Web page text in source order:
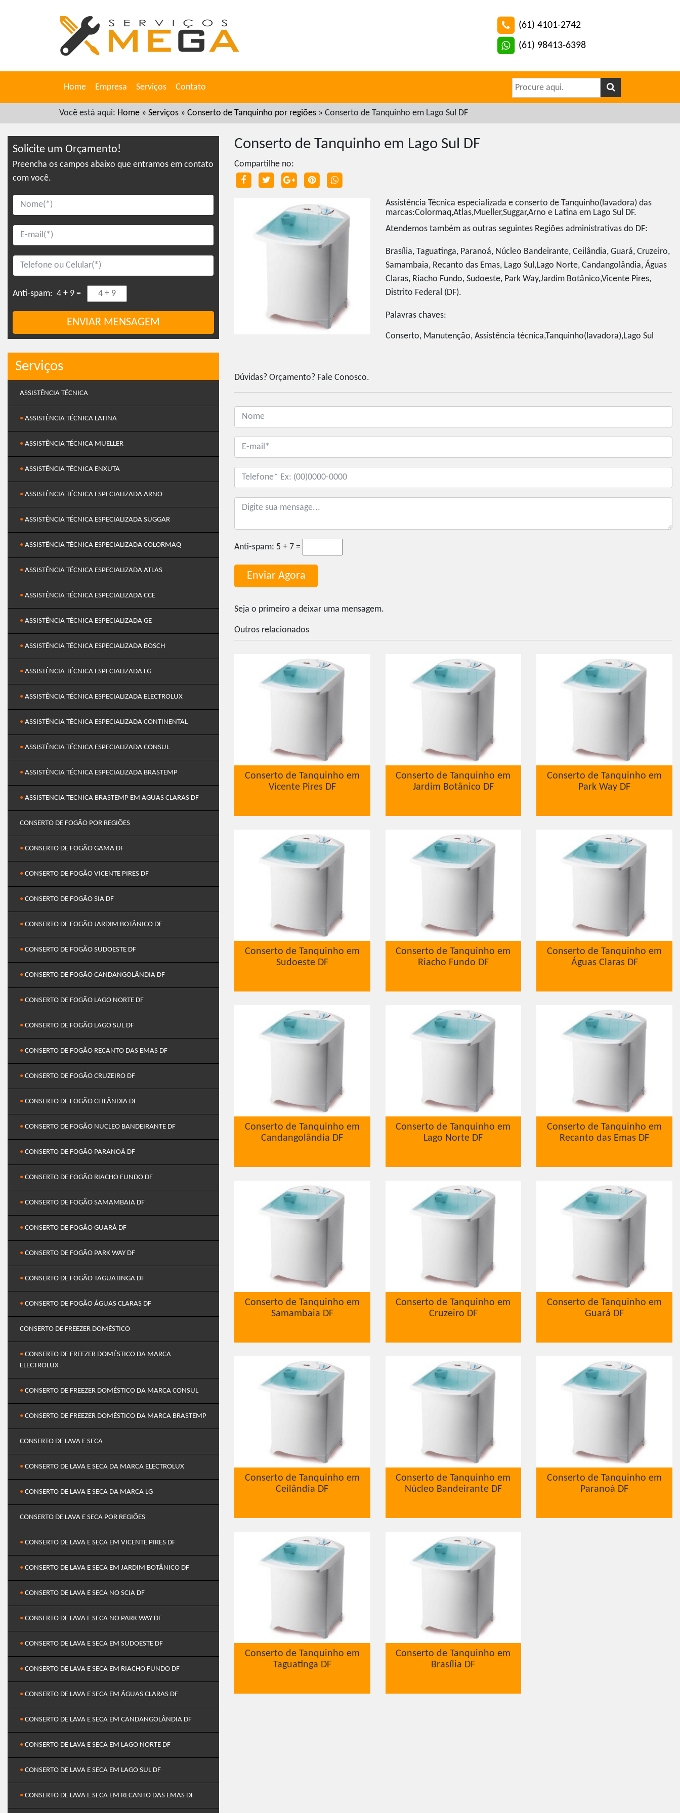
(61) 4101-2742
(61) 98413-6398
Home Empresa Serviços Contato
Você está aqui: Home » Serviços » Conserto de Tanquinho por regiões » Conserto de Tanquinho em Lago Sul DF
Solicite um Orçamento!
Preencha os campos abaixo que entramos em contato
com você.
Anti-spam: 4 + 9 =
ENVIAR MENSAGEM
Serviços
ASSISTÊNCIA TÉCNICA
• ASSISTÊNCIA TÉCNICA LATINA
• ASSISTÊNCIA TÉCNICA MUELLER
• ASSISTÊNCIA TÉCNICA ENXUTA
• ASSISTÊNCIA TÉCNICA ESPECIALIZADA ARNO
• ASSISTÊNCIA TÉCNICA ESPECIALIZADA SUGGAR
• ASSISTÊNCIA TÉCNICA ESPECIALIZADA COLORMAQ
• ASSISTÊNCIA TÉCNICA ESPECIALIZADA ATLAS
• ASSISTÊNCIA TÉCNICA ESPECIALIZADA CCE
• ASSISTÊNCIA TÉCNICA ESPECIALIZADA GE
• ASSISTÊNCIA TÉCNICA ESPECIALIZADA BOSCH
• ASSISTÊNCIA TÉCNICA ESPECIALIZADA LG
• ASSISTÊNCIA TÉCNICA ESPECIALIZADA ELECTROLUX
• ASSISTÊNCIA TÉCNICA ESPECIALIZADA CONTINENTAL
• ASSISTÊNCIA TÉCNICA ESPECIALIZADA CONSUL
• ASSISTÊNCIA TÉCNICA ESPECIALIZADA BRASTEMP
• ASSISTENCIA TECNICA BRASTEMP EM AGUAS CLARAS DF
CONSERTO DE FOGÃO POR REGIÕES
• CONSERTO DE FOGÃO GAMA DF
• CONSERTO DE FOGÃO VICENTE PIRES DF
• CONSERTO DE FOGÃO SIA DF
• CONSERTO DE FOGÃO JARDIM BOTÂNICO DF
• CONSERTO DE FOGÃO SUDOESTE DF
• CONSERTO DE FOGÃO CANDANGOLÂNDIA DF
• CONSERTO DE FOGÃO LAGO NORTE DF
• CONSERTO DE FOGÃO LAGO SUL DF
• CONSERTO DE FOGÃO RECANTO DAS EMAS DF
• CONSERTO DE FOGÃO CRUZEIRO DF
• CONSERTO DE FOGÃO CEILÂNDIA DF
• CONSERTO DE FOGÃO NUCLEO BANDEIRANTE DF
• CONSERTO DE FOGÃO PARANOÁ DF
• CONSERTO DE FOGÃO RIACHO FUNDO DF
• CONSERTO DE FOGÃO SAMAMBAIA DF
• CONSERTO DE FOGÃO GUARÁ DF
• CONSERTO DE FOGÃO PARK WAY DF
• CONSERTO DE FOGÃO TAGUATINGA DF
• CONSERTO DE FOGÃO ÁGUAS CLARAS DF
CONSERTO DE FREEZER DOMÉSTICO
• CONSERTO DE FREEZER DOMÉSTICO DA MARCA
ELECTROLUX
• CONSERTO DE FREEZER DOMÉSTICO DA MARCA CONSUL
• CONSERTO DE FREEZER DOMÉSTICO DA MARCA BRASTEMP
CONSERTO DE LAVA E SECA
• CONSERTO DE LAVA E SECA DA MARCA ELECTROLUX
• CONSERTO DE LAVA E SECA DA MARCA LG
CONSERTO DE LAVA E SECA POR REGIÕES
• CONSERTO DE LAVA E SECA EM VICENTE PIRES DF
• CONSERTO DE LAVA E SECA EM JARDIM BOTÂNICO DF
• CONSERTO DE LAVA E SECA NO SCIA DF
• CONSERTO DE LAVA E SECA NO PARK WAY DF
• CONSERTO DE LAVA E SECA EM SUDOESTE DF
• CONSERTO DE LAVA E SECA EM RIACHO FUNDO DF
• CONSERTO DE LAVA E SECA EM ÁGUAS CLARAS DF
• CONSERTO DE LAVA E SECA EM CANDANGOLÂNDIA DF
• CONSERTO DE LAVA E SECA EM LAGO NORTE DF
• CONSERTO DE LAVA E SECA EM LAGO SUL DF
• CONSERTO DE LAVA E SECA EM RECANTO DAS EMAS DF
Conserto de Tanquinho em Lago Sul DF
Compartilhe no:
Assistência Técnica especializada e conserto de Tanquinho(lavadora) das
marcas:Colormaq,Atlas,Mueller,Suggar,Arno e Latina em Lago Sul DF.
Atendemos também as outras seguintes Regiões administrativas do DF:
Brasília, Taguatinga, Paranoá, Núcleo Bandeirante, Ceilândia, Guará, Cruzeiro,
Samambaia, Recanto das Emas, Lago Sul,Lago Norte, Candangolândia, Águas
Claras, Riacho Fundo, Sudoeste, Park Way,Jardim Botânico,Vicente Pires,
Distrito Federal (DF).
Palavras chaves:
Conserto, Manutenção, Assistência técnica,Tanquinho(lavadora),Lago Sul
Dúvidas? Orçamento? Fale Conosco.
Anti-spam: 5 + 7 =
Seja o primeiro a deixar uma mensagem.
Outros relacionados
Conserto de Tanquinho em
Vicente Pires DF
Conserto de Tanquinho em
Jardim Botânico DF
Conserto de Tanquinho em
Park Way DF
Conserto de Tanquinho em
Sudoeste DF
Conserto de Tanquinho em
Riacho Fundo DF
Conserto de Tanquinho em
Águas Claras DF
Conserto de Tanquinho em
Candangolândia DF
Conserto de Tanquinho em
Lago Norte DF
Conserto de Tanquinho em
Recanto das Emas DF
Conserto de Tanquinho em
Samambaia DF
Conserto de Tanquinho em
Cruzeiro DF
Conserto de Tanquinho em
Guará DF
Conserto de Tanquinho em
Ceilândia DF
Conserto de Tanquinho em
Núcleo Bandeirante DF
Conserto de Tanquinho em
Paranoá DF
Conserto de Tanquinho em
Taguatinga DF
Conserto de Tanquinho em
Brasília DF